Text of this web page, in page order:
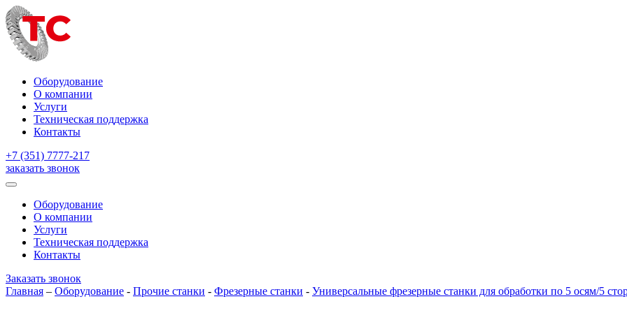
Оборудование
О компании
Услуги
Техническая поддержка
Контакты
+7 (351) 7777-217
заказать звонок
Оборудование
О компании
Услуги
Техническая поддержка
Контакты
Заказать звонок
Главная – Оборудование - Прочие станки - Фрезерные станки - Универсальные фрезерные станки для обработки по 5 осям/5